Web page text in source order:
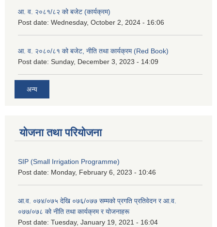
आ. व. २०८१/८२ को बजेट (कार्यक्रम)
Post date: Wednesday, October 2, 2024 - 16:06
आ. व. २०८०/८१ को बजेट, नीति तथा कार्यक्रम (Red Book)
Post date: Sunday, December 3, 2023 - 14:09
अन्य
योजना तथा परियोजना
SIP (Small Irrigation Programme)
Post date: Monday, February 6, 2023 - 10:46
आ.व. ०७४/०७५ देखि ०७६/०७७ सम्मको प्रगति प्रतिवेदन र आ.व.
०७७/०७८ को नीति तथा कार्यक्रम र योजनाहरू
Post date: Tuesday, January 19, 2021 - 16:04